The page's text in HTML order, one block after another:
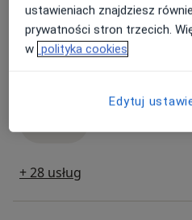
Umów
Konsultacja onkologiczna
+ 28 usług
ustawieniach znajdziesz
prywatności stron trzecich.
w polityka cookies
Edytuj